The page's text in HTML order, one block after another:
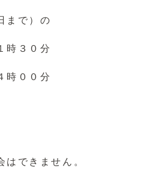
まで）の
時３０分
時００分
はできません。